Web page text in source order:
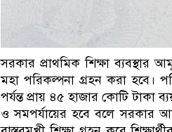
সরকার প্রাথমিক শিক্ষা ব্যবস্থার
মহা পরিকল্পনা গ্রহন করা হবে।
পর্যন্ত প্রায় ৪৫ হাজার কোটি টাকা
ও সমপর্যায়ের হবে বলে সরকার